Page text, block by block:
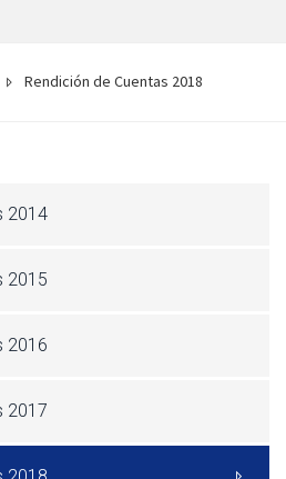
Rendición de Cuentas 2018
2014
2015
2016
2017